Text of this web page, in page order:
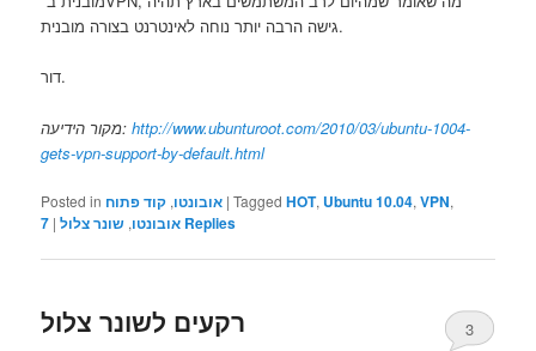
גישה הרבה יותר נוחה לאינטרנט בצורה מובנית.
דור.
מקור הידיעה:http://www.ubunturoot.com/2010/03/ubuntu-1004-
gets-vpn-support-by-default.html
Posted in אובונטו, קוד פתוח |Tagged HOT, Ubuntu 10.04,VPN,
אובונטו, שונר צלול |
7 Replies
רקעים לשונר צלול 3